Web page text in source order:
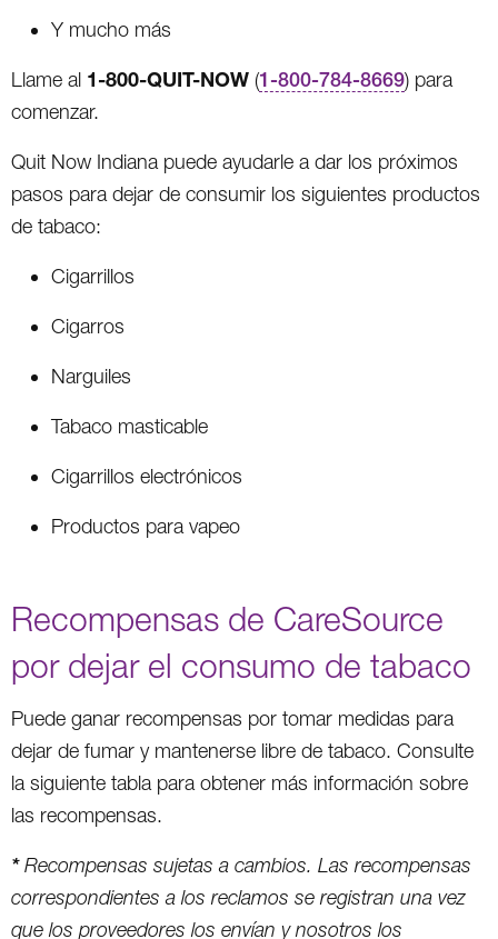
Y mucho más
Llame al 1-800-QUIT-NOW (1-800-784-8669) para
comenzar.
Quit Now Indiana puede ayudarle a dar los próximos
pasos para dejar de consumir los siguientes productos
de tabaco:
Cigarrillos
Cigarros
Narguiles
Tabaco masticable
Cigarrillos electrónicos
Productos para vapeo
Recompensas de CareSource
por dejar el consumo de tabaco
Puede ganar recompensas por tomar medidas para
dejar de fumar y mantenerse libre de tabaco. Consulte
la siguiente tabla para obtener más información sobre
las recompensas.
*Recompensas sujetas a cambios. Las recompensas
correspondientes a los reclamos se registran una vez
que los proveedores los envían y nosotros los